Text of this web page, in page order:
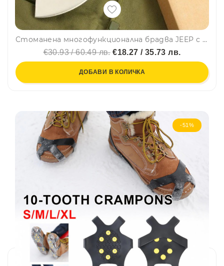
Стоманена многофункционална брадва JEEP с 2 броя калъфи
€30.93 / 60.49 лв.€18.27 / 35.73 лв.
ДОБАВИ В КОЛИЧКА
-51%